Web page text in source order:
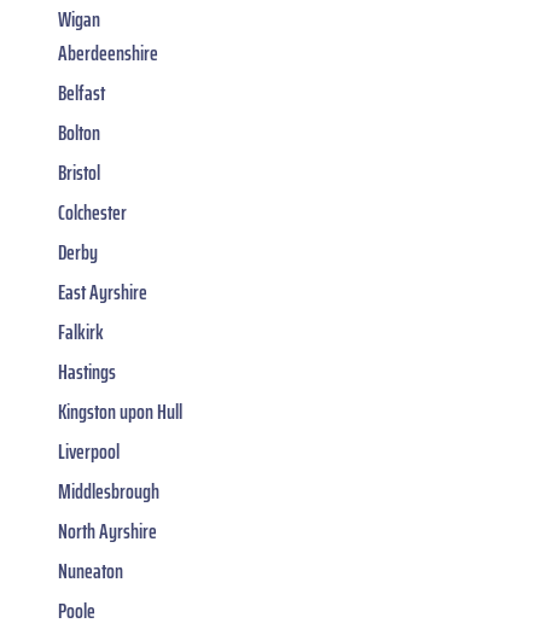
Wigan
Aberdeenshire
Belfast
Bolton
Bristol
Colchester
Derby
East Ayrshire
Falkirk
Hastings
Kingston upon Hull
Liverpool
Middlesbrough
North Ayrshire
Nuneaton
Poole